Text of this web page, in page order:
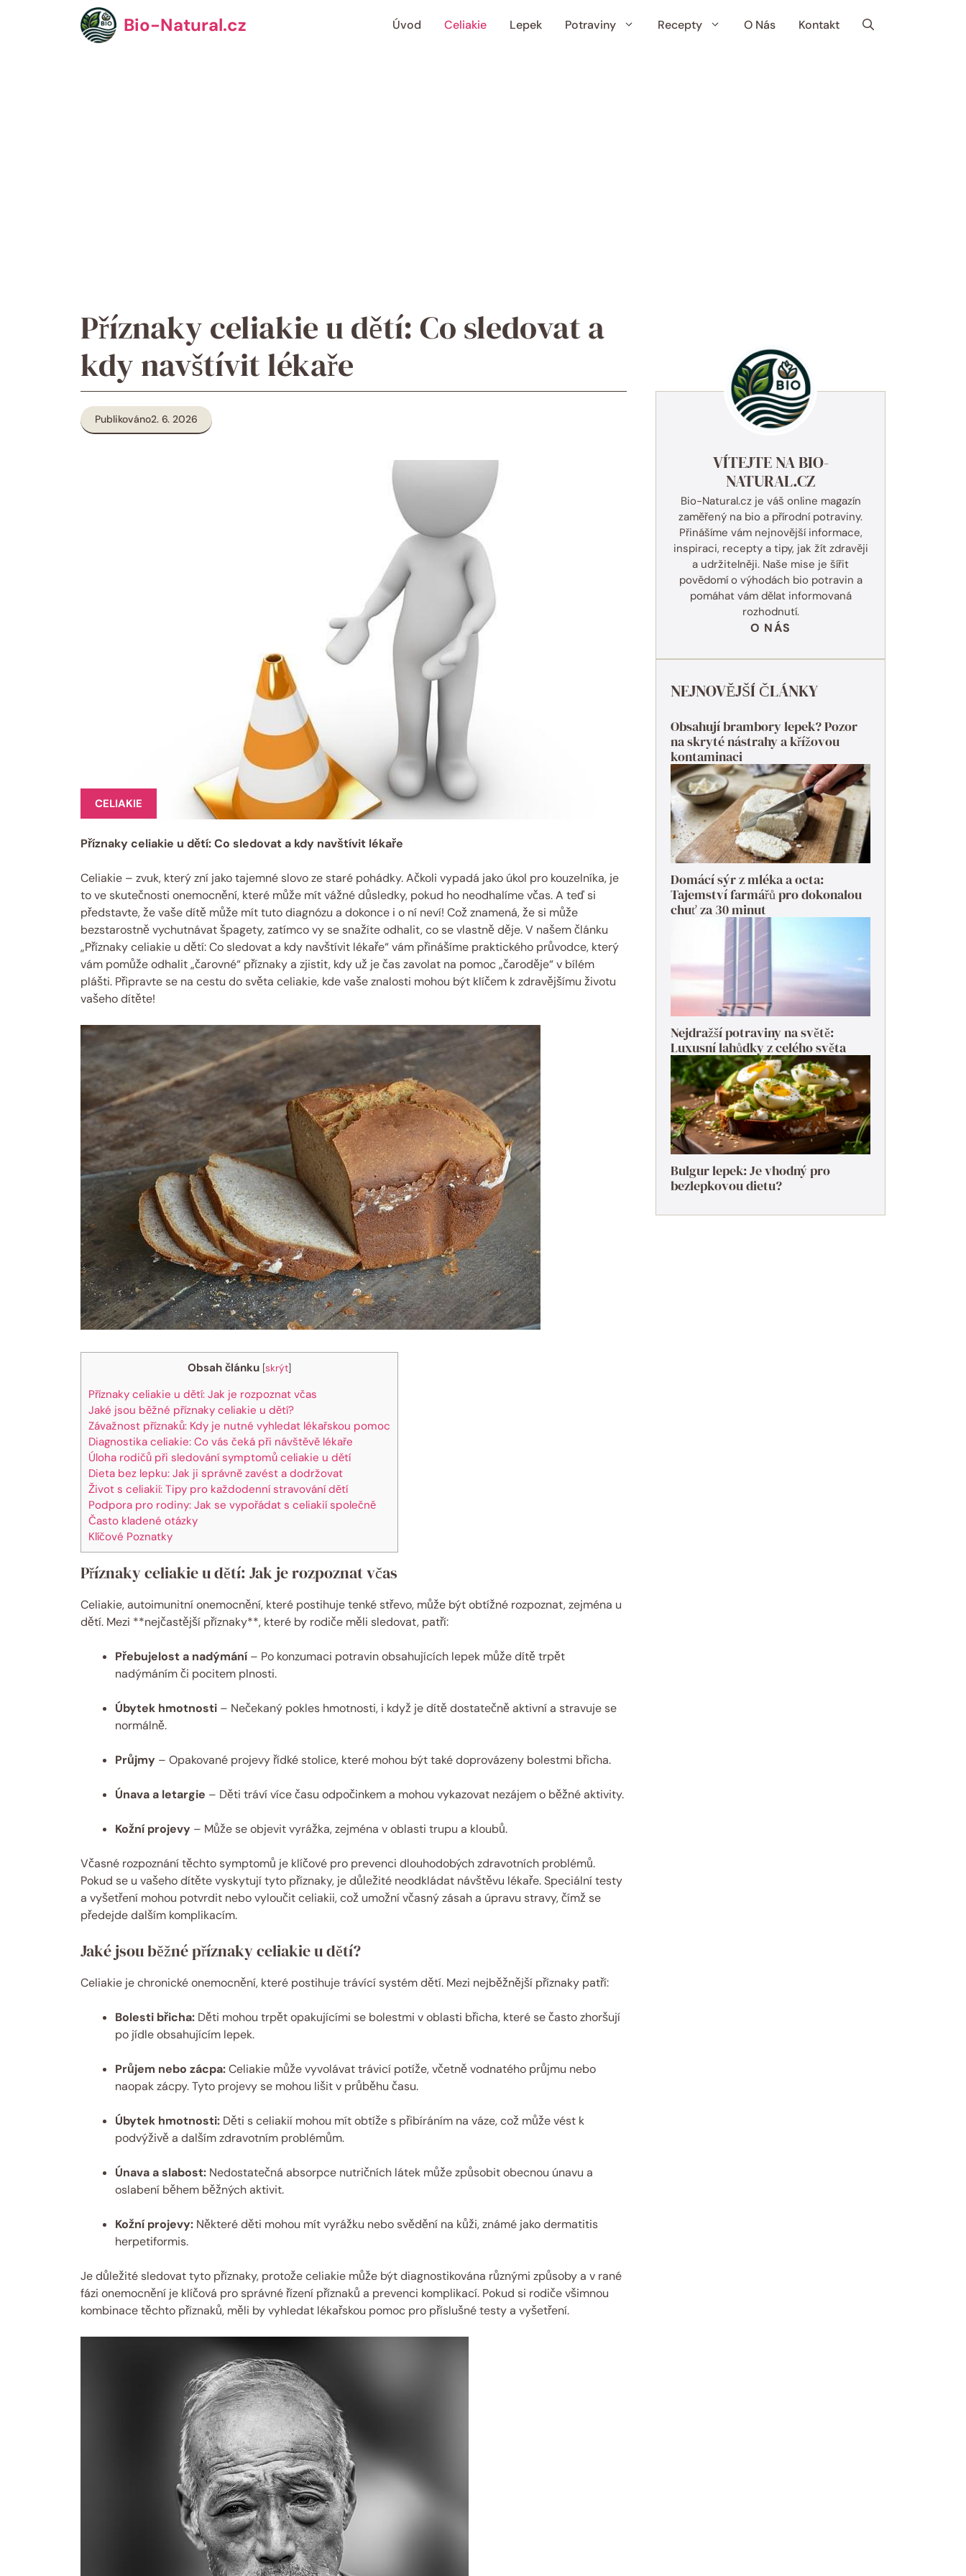
Bio-Natural.cz Úvod Celiakie Lepek Potraviny Recepty O Nás Kontakt
Příznaky celiakie u dětí: Co sledovat a
kdy navštívit lékaře
Publikováno2. 6. 2026
CELIAKIE
Příznaky celiakie u dětí: Co sledovat a kdy navštívit lékaře
Celiakie – zvuk, který zní jako tajemné slovo ze staré pohádky. Ačkoli vypadá jako úkol pro kouzelníka, je
to ve skutečnosti onemocnění, které může mít vážné důsledky, pokud ho neodhalíme včas. A teď si
představte, že vaše dítě může mít tuto diagnózu a dokonce i o ní neví! Což znamená, že si může
bezstarostně vychutnávat špagety, zatímco vy se snažíte odhalit, co se vlastně děje. V našem článku
„Příznaky celiakie u dětí: Co sledovat a kdy navštívit lékaře“ vám přinášíme praktického průvodce, který
vám pomůže odhalit „čarovné“ příznaky a zjistit, kdy už je čas zavolat na pomoc „čaroděje“ v bílém
plášti. Připravte se na cestu do světa celiakie, kde vaše znalosti mohou být klíčem k zdravějšímu životu
vašeho dítěte!
Obsah článku [skrýt]
Příznaky celiakie u dětí: Jak je rozpoznat včas
Jaké jsou běžné příznaky celiakie u dětí?
Závažnost příznaků: Kdy je nutné vyhledat lékařskou pomoc
Diagnostika celiakie: Co vás čeká při návštěvě lékaře
Úloha rodičů při sledování symptomů celiakie u dětí
Dieta bez lepku: Jak ji správně zavést a dodržovat
Život s celiakií: Tipy pro každodenní stravování dětí
Podpora pro rodiny: Jak se vypořádat s celiakií společně
Často kladené otázky
Klíčové Poznatky
Příznaky celiakie u dětí: Jak je rozpoznat včas
Celiakie, autoimunitní onemocnění, které postihuje tenké střevo, může být obtížné rozpoznat, zejména u
dětí. Mezi **nejčastější příznaky**, které by rodiče měli sledovat, patří:
Přebujelost a nadýmání – Po konzumaci potravin obsahujících lepek může dítě trpět
nadýmáním či pocitem plnosti.
Úbytek hmotnosti – Nečekaný pokles hmotnosti, i když je dítě dostatečně aktivní a stravuje se
normálně.
Průjmy – Opakované projevy řídké stolice, které mohou být také doprovázeny bolestmi břicha.
Únava a letargie – Děti tráví více času odpočinkem a mohou vykazovat nezájem o běžné aktivity.
Kožní projevy – Může se objevit vyrážka, zejména v oblasti trupu a kloubů.
Včasné rozpoznání těchto symptomů je klíčové pro prevenci dlouhodobých zdravotních problémů.
Pokud se u vašeho dítěte vyskytují tyto příznaky, je důležité neodkládat návštěvu lékaře. Speciální testy
a vyšetření mohou potvrdit nebo vyloučit celiakii, což umožní včasný zásah a úpravu stravy, čímž se
předejde dalším komplikacím.
Jaké jsou běžné příznaky celiakie u dětí?
Celiakie je chronické onemocnění, které postihuje trávící systém dětí. Mezi nejběžnější příznaky patří:
Bolesti břicha: Děti mohou trpět opakujícími se bolestmi v oblasti břicha, které se často zhoršují
po jídle obsahujícím lepek.
Průjem nebo zácpa:Celiakie může vyvolávat trávicí potíže, včetně vodnatého průjmu nebo
naopak zácpy. Tyto projevy se mohou lišit v průběhu času.
Úbytek hmotnosti: Děti s celiakií mohou mít obtíže s přibíráním na váze, což může vést k
podvýživě a dalším zdravotním problémům.
Únava a slabost: Nedostatečná absorpce nutričních látek může způsobit obecnou únavu a
oslabení během běžných aktivit.
Kožní projevy: Některé děti mohou mít vyrážku nebo svědění na kůži, známé jako dermatitis
herpetiformis.
Je důležité sledovat tyto příznaky, protože celiakie může být diagnostikována různými způsoby a v rané
fázi onemocnění je klíčová pro správné řízení příznaků a prevenci komplikací. Pokud si rodiče všimnou
kombinace těchto příznaků, měli by vyhledat lékařskou pomoc pro příslušné testy a vyšetření.
VÍTEJTE NA BIO-
NATURAL.CZ
Bio-Natural.cz je váš online magazín
zaměřený na bio a přírodní potraviny.
Přinášíme vám nejnovější informace,
inspiraci, recepty a tipy, jak žít zdravěji
a udržitelněji. Naše mise je šířit
povědomí o výhodách bio potravin a
pomáhat vám dělat informovaná
rozhodnutí.
O NÁS
NEJNOVĚJŠÍ ČLÁNKY
Obsahují brambory lepek? Pozor
na skryté nástrahy a křížovou
kontaminaci
Domácí sýr z mléka a octa:
Tajemství farmářů pro dokonalou
chuť za 30 minut
Nejdražší potraviny na světě:
Luxusní lahůdky z celého světa
Bulgur lepek: Je vhodný pro
bezlepkovou dietu?